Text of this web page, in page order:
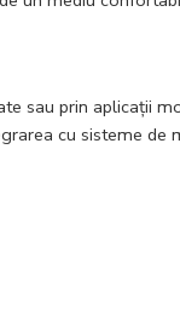
sau prin aplicații
cu sisteme de